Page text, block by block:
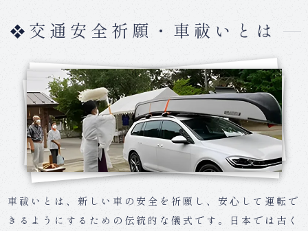
交通安全祈願・車祓いとは
車祓いとは、新しい車の安全を祈願し、安心して運転で
きるようにするための伝統的な儀式です。日本では古く